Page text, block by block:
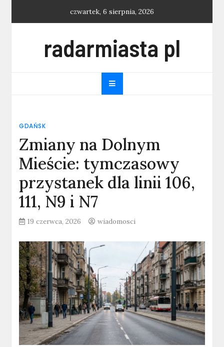
czwartek, 6 sierpnia, 2026
radarmiasta pl
GDAŃSK
Zmiany na Dolnym
Mieście: tymczasowy
przystanek dla linii 106,
111, N9 i N7
19 czerwca, 2026 wiadomosci